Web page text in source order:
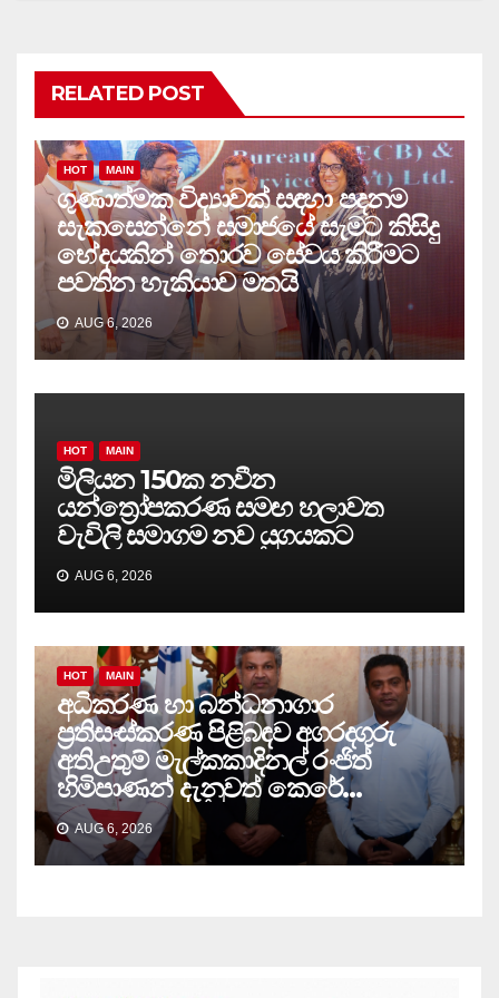
RELATED POST
HOT MAIN
ගුණාත්මක විද්‍යාවක් සඳහා පදනම
සැකසෙන්නේ සමාජයේ සැමට කිසිදු
භේදයකින් තොරව සේවය කිරීමට
පවතින හැකියාව මතයි
AUG 6, 2026
HOT MAIN
මිලියන 150ක නවීන
යන්ත්‍රෝපකරණ සමඟ හලාවත
වැවිලි සමාගම නව යුගයකට
AUG 6, 2026
HOT MAIN
අධිකරණ හා බන්ධනාගාර
ප්‍රතිසංස්කරණ පිළිබඳව අගරදගුරු
අතිඋතුම් මැල්කකාදිනල් රංජිත්
හිමිපාණන් දැනුවත් කෙරේ…
AUG 6, 2026